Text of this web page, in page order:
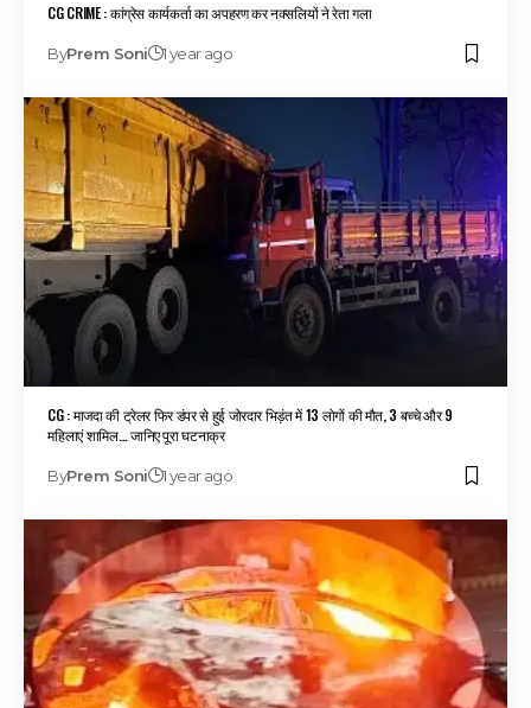
CG CRIME : कांग्रेस कार्यकर्ता का अपहरण कर नक्सलियों ने रेता गला
ByPrem Soni 1 year ago
CG : माजदा की ट्रेलर फिर डंपर से हुई जोरदार भिड़ंत में 13 लोगों की मौत, 3 बच्चे और 9
महिलाएं शामिल… जानिए पूरा घटनाक्र
ByPrem Soni 1 year ago